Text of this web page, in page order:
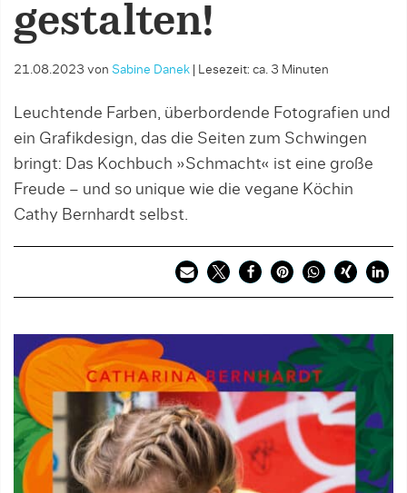
gestalten!
21.08.2023 von Sabine Danek Lesezeit: ca. 3 Minuten
Leuchtende Farben, überbordende Fotografien und
ein Grafikdesign, das die Seiten zum Schwingen
bringt: Das Kochbuch »Schmacht« ist eine große
Freude – und so unique wie die vegane Köchin
Cathy Bernhardt selbst.